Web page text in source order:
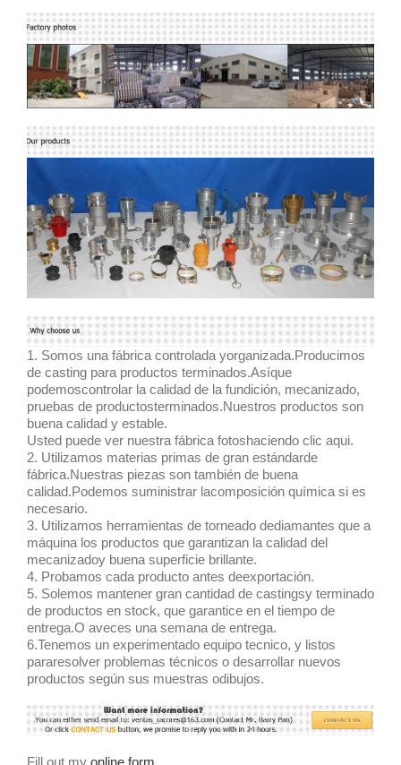
1. Somos una fábrica controlada yorganizada.Producimos
de casting para productos terminados.Asíque
podemoscontrolar la calidad de la fundición, mecanizado,
pruebas de productosterminados.Nuestros productos son
buena calidad y estable.
Usted puede ver nuestra fábrica fotoshaciendo clic aqui.
2. Utilizamos materias primas de gran estándarde
fábrica.Nuestras piezas son también de buena
calidad.Podemos suministrar lacomposición química si es
necesario.
3. Utilizamos herramientas de torneado dediamantes que a
máquina los productos que garantizan la calidad del
mecanizadoy buena superficie brillante.
4. Probamos cada producto antes deexportación.
5. Solemos mantener gran cantidad de castingsy terminado
de productos en stock, que garantice en el tiempo de
entrega.O aveces una semana de entrega.
6.Tenemos un experimentado equipo tecnico, y listos
pararesolver problemas técnicos o desarrollar nuevos
productos según sus muestras odibujos.